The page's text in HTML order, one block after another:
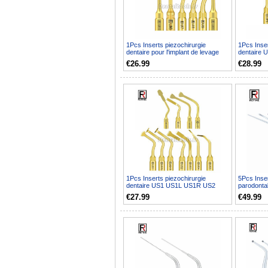
1Pcs Inserts piezochirurgie
dentaire pour l'implant de levage
des sinus de coupe...
€26.99
1Pcs
dentaire
UP6 UP7/
€28.99
1Pcs Inserts piezochirurgie
dentaire US1 US1L US1R US2
US3 US4 US5 US6 US7 US11 ...
€27.99
5Pcs
P5 P6 P7
€49.99